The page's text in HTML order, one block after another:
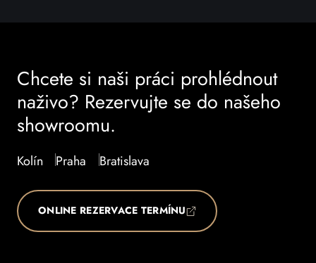
Chcete si naši práci prohlédnout
naživo? Rezervujte se do našeho
showroomu.
Kolín Praha Bratislava
ONLINE REZERVACE TERMÍNU